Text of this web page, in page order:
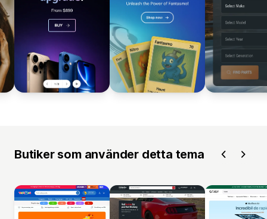
Butiker som använder detta tema